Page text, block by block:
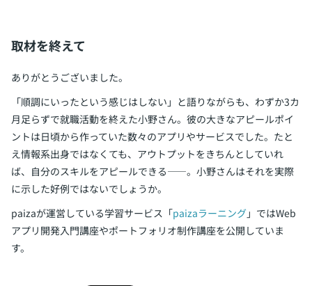
取材を終えて
ありがとうございました。
「順調にいったという感じはしない」と語りながらも、わずか3カ
月足らずで就職活動を終えた小野さん。彼の大きなアピールポイ
ントは日頃から作っていた数々のアプリやサービスでした。たと
え情報系出身ではなくても、アウトプットをきちんとしていれ
ば、自分のスキルをアピールできる――。小野さんはそれを実際
に示した好例ではないでしょうか。
paizaが運営している学習サービス「paizaラーニング 」ではWeb
アプリ開発入門講座やポートフォリオ制作講座を公開していま
す。